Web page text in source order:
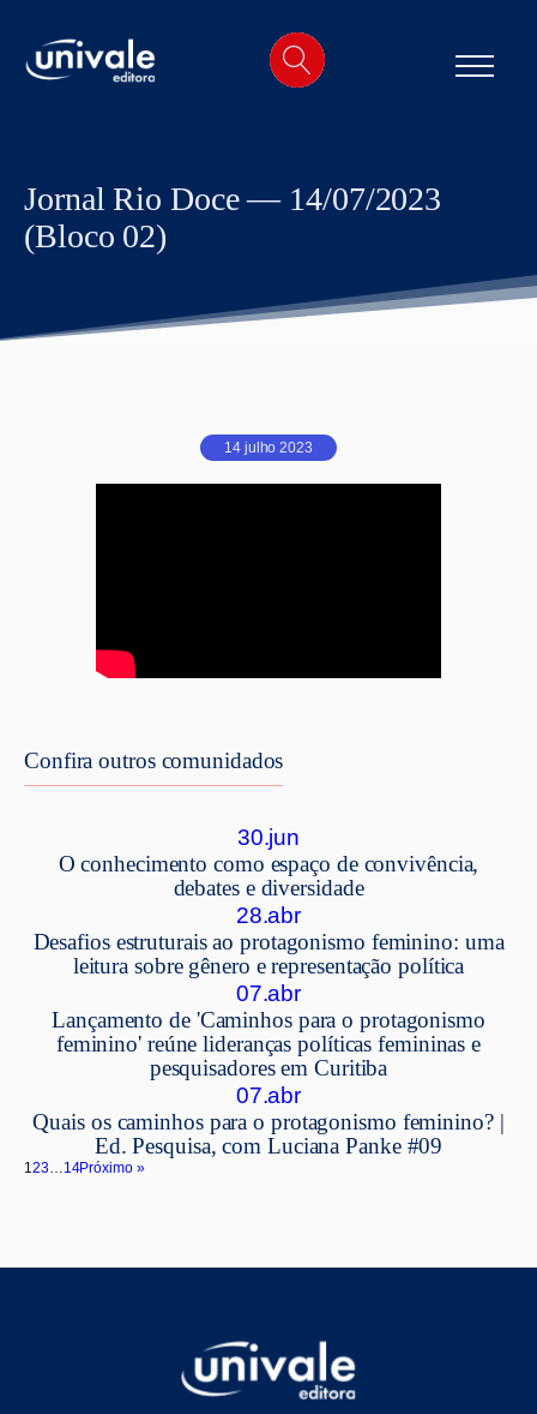
Jornal Rio Doce — 14/07/2023
(Bloco 02)
14 julho 2023
Confira outros comunidados
30.jun
O conhecimento como espaço de convivência,
debates e diversidade
28.abr
Desafios estruturais ao protagonismo feminino: uma
leitura sobre gênero e representação política
07.abr
Lançamento de 'Caminhos para o protagonismo
feminino' reúne lideranças políticas femininas e
pesquisadores em Curitiba
07.abr
Quais os caminhos para o protagonismo feminino? |
Ed. Pesquisa, com Luciana Panke #09
123…14Próximo »